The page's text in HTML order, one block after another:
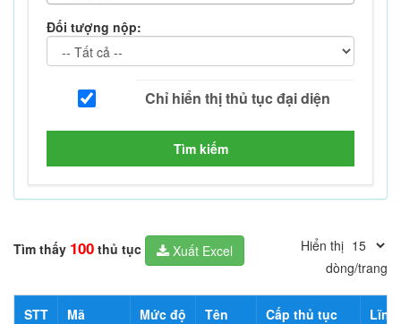
Đối tượng nộp:
Tìm kiếm
Tìm thấy 100 thủ tục Xuất Excel
Hiển thị
dòng/trang
STT
Mã
Mức độ
Tên
Cấp thủ tục
Lĩnh